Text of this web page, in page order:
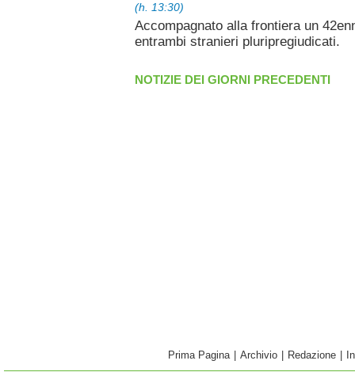
(h. 13:30)
Accompagnato alla frontiera un
entrambi stranieri pluripregiudicati.
NOTIZIE DEI GIORNI PRECEDENTI
Prima Pagina Archivio Redazione